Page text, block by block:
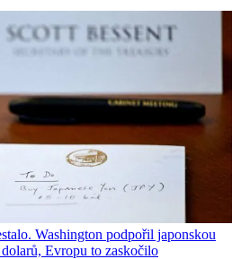
Washington podpořil japonskou
Evropu to zaskočilo